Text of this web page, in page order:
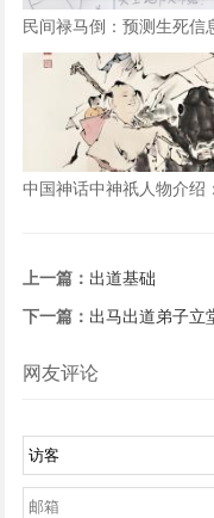
民间禄马倒：预测生死信
揭秘
中国神话中神祇人物介绍
上一篇： 出道基础
下一篇： 出马出道弟子立
网友评论